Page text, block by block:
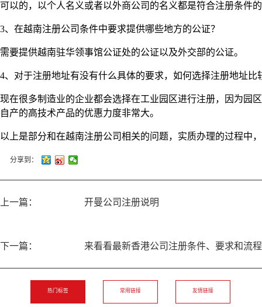
可以的，以个人名义或者以外商公司的名义都是符合注册条件
3、在越南注册公司条件中要求提供哪些地方的公证？
需要提供越南驻华领事馆公证处的公证以及外交部的公证。
4、对于注册地址有没有什么具体的要求，如何选择注册地址比
现在很多制造业的企业都会选择在工业园区进行注册，因为园
自产的高技术产品的优惠力度非常大。
以上是部分和在越南注册公司相关的问题，实质办理的过程中
分享到：
上一篇： 开曼公司注册说明
下一篇： 来看看最新香港公司注册条件、要求和流程
热门标签 常用链接 友情链接